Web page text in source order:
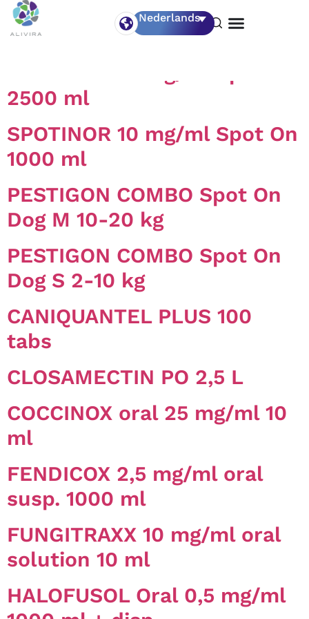
Nederlands
Medication Type:
Antiparasitica
2500 ml
SPOTINOR 10 mg/ml Spot On
1000 ml
PESTIGON COMBO Spot On
Dog M 10-20 kg
PESTIGON COMBO Spot On
Dog S 2-10 kg
CANIQUANTEL PLUS 100
tabs
CLOSAMECTIN PO 2,5 L
COCCINOX oral 25 mg/ml 10
ml
FENDICOX 2,5 mg/ml oral
susp. 1000 ml
FUNGITRAXX 10 mg/ml oral
solution 10 ml
HALOFUSOL Oral 0,5 mg/ml